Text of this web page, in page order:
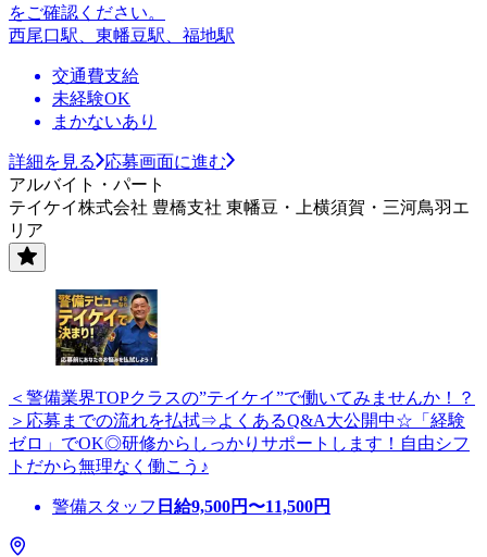
をご確認ください。
西尾口駅、東幡豆駅、福地駅
交通費支給
未経験OK
まかないあり
詳細を見る
応募画面に進む
アルバイト・パート
テイケイ株式会社 豊橋支社 東幡豆・上横須賀・三河鳥羽エ
リア
＜警備業界TOPクラスの”テイケイ”で働いてみませんか！？
＞応募までの流れを払拭⇒よくあるQ&A大公開中☆「経験
ゼロ」でOK◎研修からしっかりサポートします！自由シフ
トだから無理なく働こう♪
警備スタッフ 日給9,500円〜11,500円